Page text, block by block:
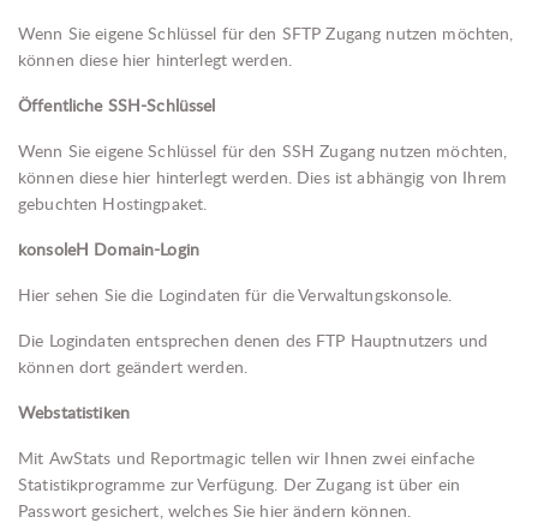
Wenn Sie eigene Schlüssel für den SFTP Zugang nutzen möchten,
können diese hier hinterlegt werden.
Öffentliche SSH-Schlüssel
Wenn Sie eigene Schlüssel für den SSH Zugang nutzen möchten,
können diese hier hinterlegt werden. Dies ist abhängig von Ihrem
gebuchten Hostingpaket.
konsoleH Domain-Login
Hier sehen Sie die Logindaten für die Verwaltungskonsole.
Die Logindaten entsprechen denen des FTP Hauptnutzers und
können dort geändert werden.
Webstatistiken
Mit AwStats und Reportmagic tellen wir Ihnen zwei einfache
Statistikprogramme zur Verfügung. Der Zugang ist über ein
Passwort gesichert, welches Sie hier ändern können.